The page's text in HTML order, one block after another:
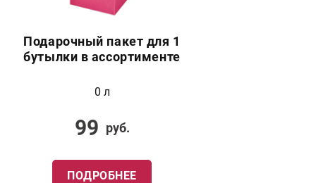
Подарочный пакет для 1
бутылки в ассортименте
0 л
99 руб.
ПОДРОБНЕЕ